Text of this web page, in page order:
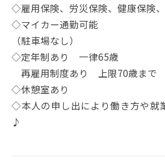
◇雇用保険、労災保険、健康保険
◇マイカー通勤可能
（駐車場なし）
◇定年制あり 一律65歳
再雇用制度あり 上限70歳まで
◇休憩室あり
◇本人の申し出により働き方や就
♪